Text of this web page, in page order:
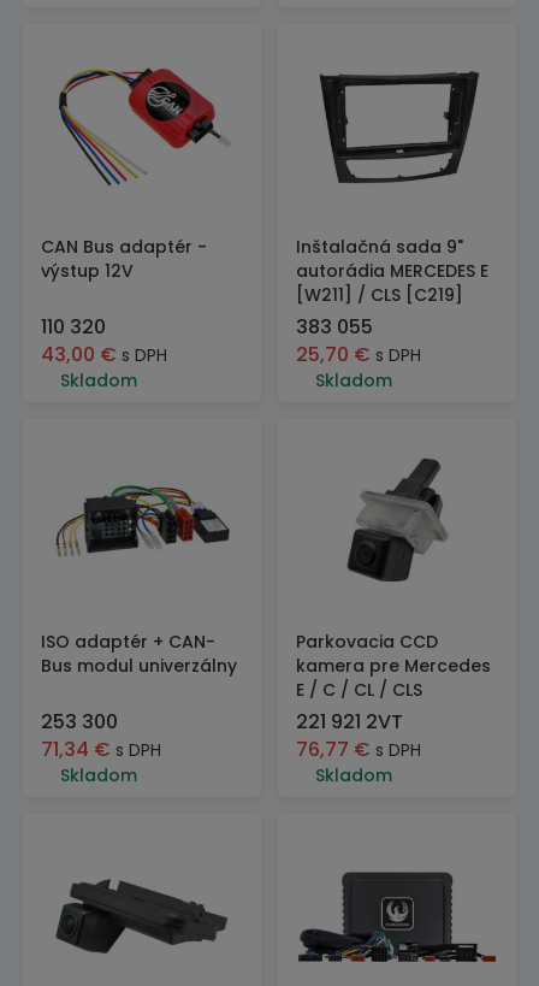
CAN Bus adaptér -
výstup 12V
110 320
43,00 € s DPH
Skladom
Inštalačná sada 9"
autorádia MERCEDES E
[W211] / CLS [C219]
383 055
25,70 € s DPH
Skladom
ISO adaptér + CAN-
Bus modul univerzálny
253 300
71,34 € s DPH
Skladom
Parkovacia CCD
kamera pre Mercedes
E / C / CL / CLS
221 921 2VT
76,77 € s DPH
Skladom